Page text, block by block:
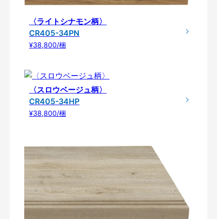
〈ライトシナモン柄〉
CR405-34PN
¥38,800/梱
〈スロウベージュ柄〉
CR405-34HP
¥38,800/梱